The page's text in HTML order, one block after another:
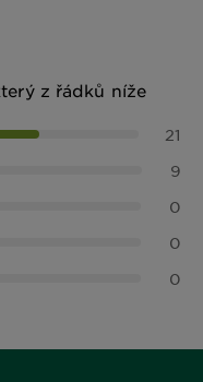
z řádků níže
21
9
0
0
0